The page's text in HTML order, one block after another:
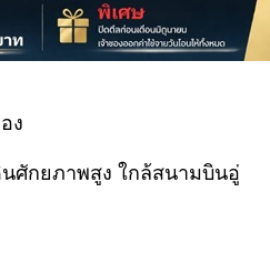
ง
ศักยภาพสูง ใกล้สนามบินอู่